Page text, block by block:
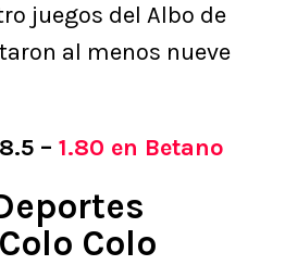
juegos del Albo de
al menos nueve
– 1.80 en Betano
Colo